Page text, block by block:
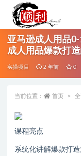
亚马逊成人用品
成人用品爆款打
实操项目 2 年前 0
当前位置： 首页
课程亮点
系统化讲解爆款打
全部